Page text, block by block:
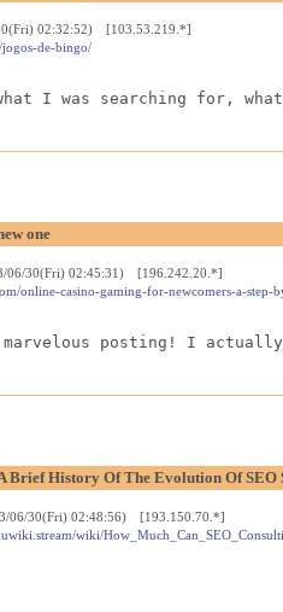
02:32:52) [103.53.219.*]
jogos-de-bingo/
I was searching for,
one
06/30(Fri) 02:45:31) [196.242.20.*]
online-casino-gaming-for-newcomers-a-step-
marvelous posting! I
Brief History Of The Evolution Of SEO
06/30(Fri) 02:48:56) [193.150.70.*]
wiki/